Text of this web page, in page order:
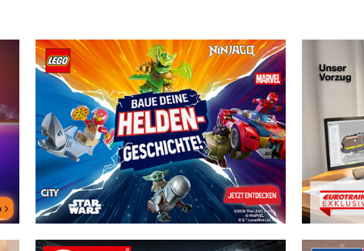
Race for Real Build for Real. Die Seite öffnet sich im aktuellen
Zu den LEGO® XF Boys - Baue deine Heldengeschichte. Die
Zum
Parkt nur in der ersten Reihe. Die Seite öffnet sich im aktuellen
Zu den Aktionsartikeln von Carrera Fußball! Die Seite öffnet
Zu den